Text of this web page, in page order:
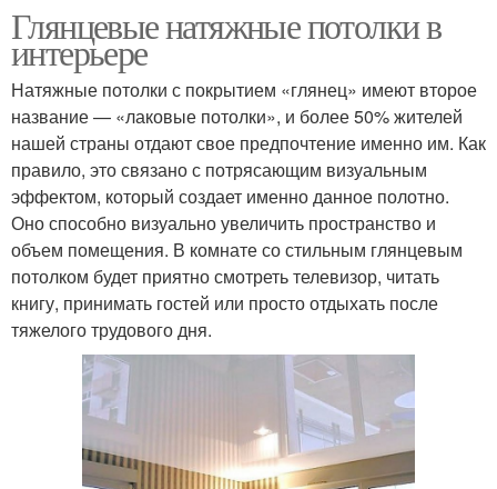
Глянцевые натяжные потолки в
интерьере
Натяжные потолки с покрытием «глянец» имеют второе
название — «лаковые потолки», и более 50% жителей
нашей страны отдают свое предпочтение именно им. Как
правило, это связано с потрясающим визуальным
эффектом, который создает именно данное полотно.
Оно способно визуально увеличить пространство и
объем помещения. В комнате со стильным глянцевым
потолком будет приятно смотреть телевизор, читать
книгу, принимать гостей или просто отдыхать после
тяжелого трудового дня.